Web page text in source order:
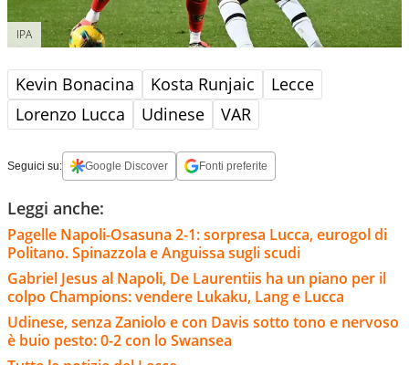
IPA
Kevin Bonacina Kosta Runjaic
Lecce
Lorenzo Lucca
Udinese VAR
Seguici su: Google Discover Fonti preferite
Leggi anche:
Pagelle Napoli-Osasuna 2-1: sorpresa Lucca, eurogol di
Politano. Spinazzola e Anguissa sugli scudi
Gabriel Jesus al Napoli, De Laurentiis ha un piano per il
colpo Champions: vendere Lukaku, Lang e Lucca
Udinese, senza Zaniolo e con Davis sotto tono e nervoso
è buio pesto: 0-2 con lo Swansea